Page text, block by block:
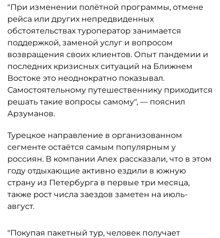
"При изменении полётной программы, отмене
рейса или других непредвиденных
обстоятельствах туроператор занимается
поддержкой, заменой услуг и вопросом
возвращения своих клиентов. Опыт пандемии и
последних кризисных ситуаций на Ближнем
Востоке это неоднократно показывал.
Самостоятельному путешественнику приходится
решать такие вопросы самому", — пояснил
Арзуманов.
Турецкое направление в организованном
сегменте остаётся самым популярным у
россиян. В компании Anex рассказали, что в этом
году отдыхающие активно ездили в южную
страну из Петербурга в первые три месяца,
также рост числа заездов заметен на июль-
август.
"Покупая пакетный тур, человек получает